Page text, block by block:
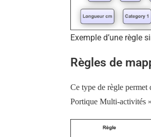
Exemple d’une règle
Règles de
Ce type de règle
Portique Multi-activités